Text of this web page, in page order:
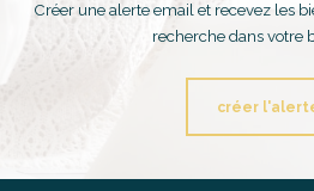
Créer une alerte email et recevez les
recherche dans votre
créer